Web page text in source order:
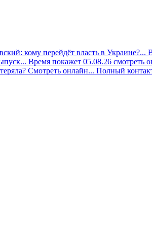
кому перейдёт власть в Украине?...
Время покажет 05.08.26 смотреть
Смотреть онлайн... Полный